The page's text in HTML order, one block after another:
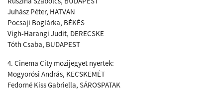
Juhász Péter, HATVAN
Pocsaji Boglárka, BÉKÉS
Vigh-Harangi Judit, DERECSKE
Tóth Csaba, BUDAPEST
4. Cinema City mozijegyet nyertek:
Mogyorósi András, KECSKEMÉT
Fedorné Kiss Gabriella, SÁROSPATAK